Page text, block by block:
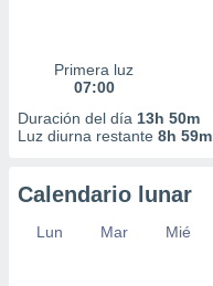
Primera luz
07:00
Duración del día 13h 50m
Luz diurna restante 8h 59m
Calendario lunar
Lun Mar Mié